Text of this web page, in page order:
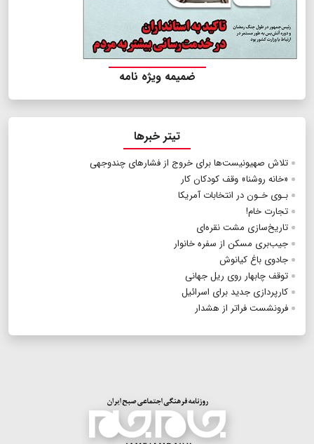
ضمیمه ویژه نامه
تیتر خبرها
تلاش صهیونیست‌ها برای خروج از فشارهای چندوجهی
«خانه روشنا‌‌» وقف کودکان کار
بـوی خـون در انتخابات آمریکا
تجارت خام!
تاریخ‌سازی مشت نقره‌ای
جیب‌بری مسکن از سفره خانوار
جادوی باغ کیانوش
توقف چابهار روی ریل جهانی
کارپردازی جدید برای اسرائیل
فرونشست فراتر از هشدار